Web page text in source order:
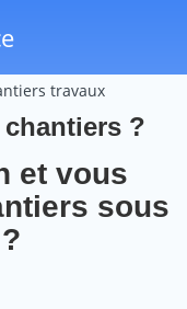
travaux
?
et vous
sous